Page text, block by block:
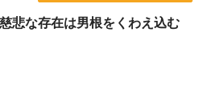
悲な存在は男根をくわえ込む